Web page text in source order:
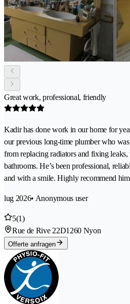
Great work, professional, friendly
Kadir has done work in our home for
our previous long-time plumber who
from replacing radiators and fixing
bathrooms. He’s been professional,
and with a smile. Highly recommend
lug 2026• Anonymous user
5(1)
Rue de Rive 22D1260 Nyon
Offerte anfragen